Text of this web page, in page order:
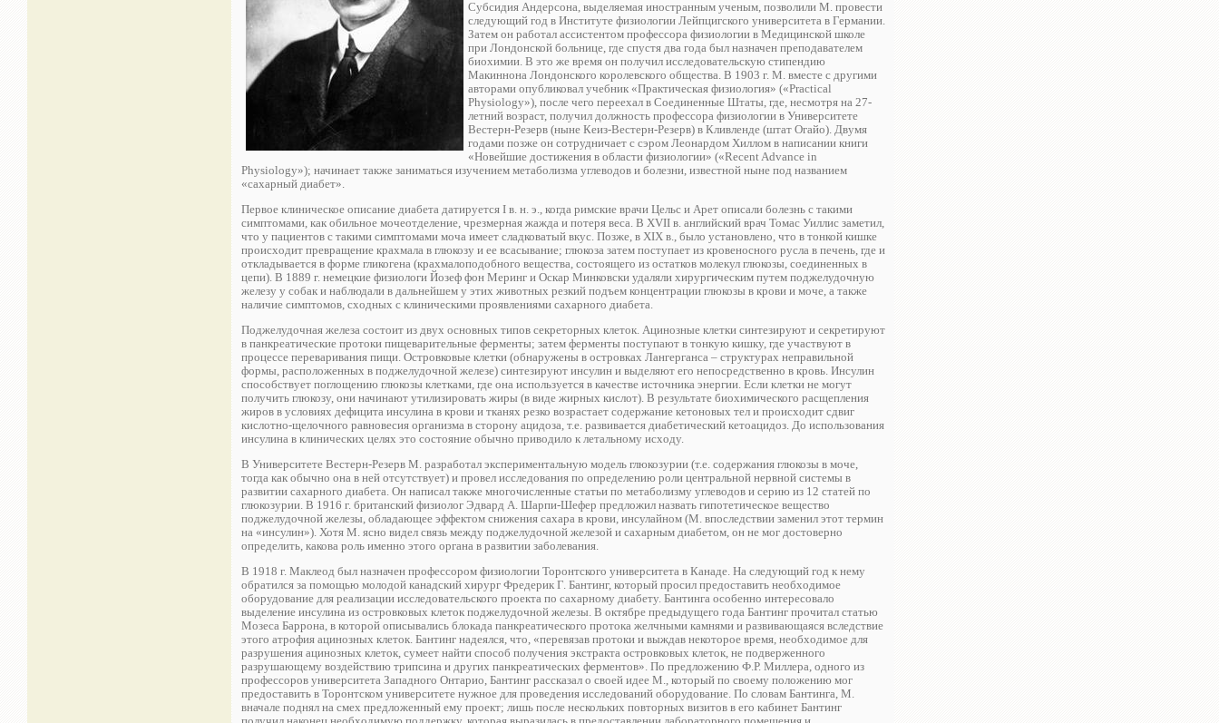
Субсидия Андерсона, выделяемая иностранным ученым, позволили М. провести
следующий год в Институте физиологии Лейпцигского университета в Германии.
Затем он работал ассистентом профессора физиологии в Медицинской школе
при Лондонской больнице, где спустя два года был назначен преподавателем
биохимии. В это же время он получил исследовательскую стипендию
Макиннона Лондонского королевского общества. В 1903 г. М. вместе с другими
авторами опубликовал учебник «Практическая физиология» («Practical
Physiology»), после чего переехал в Соединенные Штаты, где, несмотря на 27-
летний возраст, получил должность профессора физиологии в Университете
Вестерн-Резерв (ныне Кеиз-Вестерн-Резерв) в Кливленде (штат Огайо). Двумя
годами позже он сотрудничает с сэром Леонардом Хиллом в написании книги
«Новейшие достижения в области физиологии» («Recent Advance in
Physiology»); начинает также заниматься изучением метаболизма углеводов и болезни, известной ныне под названием
«сахарный диабет».
Первое клиническое описание диабета датируется I в. н. э., когда римские врачи Цельс и Арет описали болезнь с такими
симптомами, как обильное мочеотделение, чрезмерная жажда и потеря веса. В XVII в. английский врач Томас Уиллис заметил,
что у пациентов с такими симптомами моча имеет сладковатый вкус. Позже, в XIX в., было установлено, что в тонкой кишке
происходит превращение крахмала в глюкозу и ее всасывание; глюкоза затем поступает из кровеносного русла в печень, где и
откладывается в форме гликогена (крахмалоподобного вещества, состоящего из остатков молекул глюкозы, соединенных в
цепи). В 1889 г. немецкие физиологи Йозеф фон Меринг и Оскар Минковски удаляли хирургическим путем поджелудочную
железу у собак и наблюдали в дальнейшем у этих животных резкий подъем концентрации глюкозы в крови и моче, а также
наличие симптомов, сходных с клиническими проявлениями сахарного диабета.
Поджелудочная железа состоит из двух основных типов секреторных клеток. Ацинозные клетки синтезируют и секретируют
в панкреатические протоки пищеварительные ферменты; затем ферменты поступают в тонкую кишку, где участвуют в
процессе переваривания пищи. Островковые клетки (обнаружены в островках Лангерганса – структурах неправильной
формы, расположенных в поджелудочной железе) синтезируют инсулин и выделяют его непосредственно в кровь. Инсулин
способствует поглощению глюкозы клетками, где она используется в качестве источника энергии. Если клетки не могут
получить глюкозу, они начинают утилизировать жиры (в виде жирных кислот). В результате биохимического расщепления
жиров в условиях дефицита инсулина в крови и тканях резко возрастает содержание кетоновых тел и происходит сдвиг
кислотно-щелочного равновесия организма в сторону ацидоза, т.е. развивается диабетический кетоацидоз. До использования
инсулина в клинических целях это состояние обычно приводило к летальному исходу.
В Университете Вестерн-Резерв М. разработал экспериментальную модель глюкозурии (т.е. содержания глюкозы в моче,
тогда как обычно она в ней отсутствует) и провел исследования по определению роли центральной нервной системы в
развитии сахарного диабета. Он написал также многочисленные статьи по метаболизму углеводов и серию из 12 статей по
глюкозурии. В 1916 г. британский физиолог Эдвард А. Шарпи-Шефер предложил назвать гипотетическое вещество
поджелудочной железы, обладающее эффектом снижения сахара в крови, инсулайном (М. впоследствии заменил этот термин
на «инсулин»). Хотя М. ясно видел связь между поджелудочной железой и сахарным диабетом, он не мог достоверно
определить, какова роль именно этого органа в развитии заболевания.
В 1918 г. Маклеод был назначен профессором физиологии Торонтского университета в Канаде. На следующий год к нему
обратился за помощью молодой канадский хирург Фредерик Г. Бантинг, который просил предоставить необходимое
оборудование для реализации исследовательского проекта по сахарному диабету. Бантинга особенно интересовало
выделение инсулина из островковых клеток поджелудочной железы. В октябре предыдущего года Бантинг прочитал статью
Мозеса Баррона, в которой описывались блокада панкреатического протока желчными камнями и развивающаяся вследствие
этого атрофия ацинозных клеток. Бантинг надеялся, что, «перевязав протоки и выждав некоторое время, необходимое для
разрушения ацинозных клеток, сумеет найти способ получения экстракта островковых клеток, не подверженного
разрушающему воздействию трипсина и других панкреатических ферментов». По предложению Ф.Р. Миллера, одного из
профессоров университета Западного Онтарио, Бантинг рассказал о своей идее М., который по своему положению мог
предоставить в Торонтском университете нужное для проведения исследований оборудование. По словам Бантинга, М.
вначале поднял на смех предложенный ему проект; лишь после нескольких повторных визитов в его кабинет Бантинг